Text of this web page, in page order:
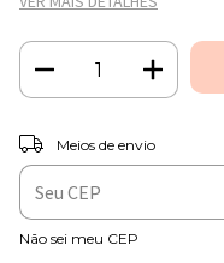
Entregas para o CEP:
Meios de envio
Não sei meu CEP